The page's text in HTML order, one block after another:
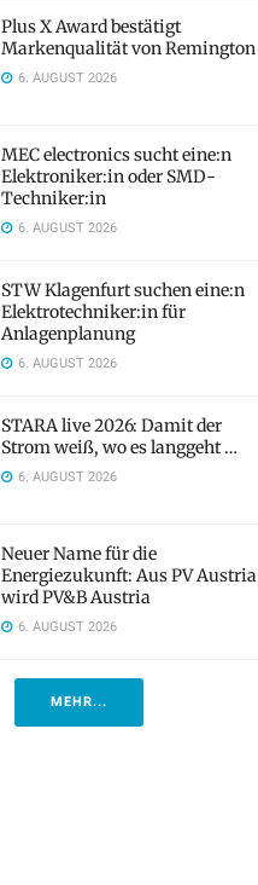
Plus X Award bestätigt
Markenqualität von Remington
6. AUGUST 2026
MEC electronics sucht eine:n
Elektroniker:in oder SMD-
Techniker:in
6. AUGUST 2026
STW Klagenfurt suchen eine:n
Elektrotechniker:in für
Anlagenplanung
6. AUGUST 2026
STARA live 2026: Damit der
Strom weiß, wo es langgeht …
6. AUGUST 2026
Neuer Name für die
Energiezukunft: Aus PV Austria
wird PV&B Austria
6. AUGUST 2026
MEHR...